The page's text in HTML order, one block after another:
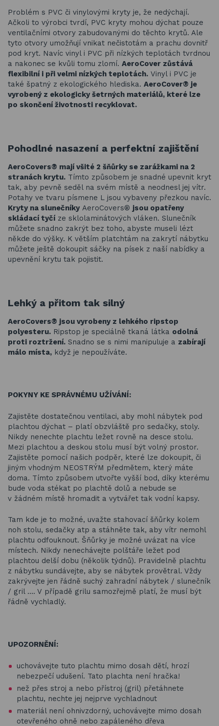
Problém s PVC či vinylovými kryty je, že nedýchají.
Ačkoli to výrobci tvrdí, PVC kryty mohou dýchat pouze
ventilačními otvory zabudovanými do těchto krytů. Ale
tyto otvory umožňují vnikat nečistotám a prachu dovnitř
pod kryt. Navíc vinyl i PVC při nízkých teplotách tvrdnou
a nakonec se kvůli tomu zlomí. AeroCover zůstává
flexibilní i při velmi nízkých teplotách. Vinyl i PVC je
také špatný z ekologického hlediska. AeroCover® je
vyrobený z ekologicky šetrných materiálů, které lze
po skončení životnosti recyklovat.
Pohodlné nasazení a perfektní zajištění
AeroCovers® mají všité 2 šňůrky se zarážkami na 2
stranách krytu. Tímto způsobem je snadné upevnit kryt
tak, aby pevně seděl na svém místě a neodnesl jej vítr.
Potahy ve tvaru písmene L jsou vybaveny přezkou navíc.
Kryty na slunečníky AeroCovers® jsou opatřeny
skládací tyčí ze sklolaminátových vláken. Slunečník
můžete snadno zakrýt bez toho, abyste museli lézt
někde do výšky. K větším platchtám na zakrytí nábytku
můžete ještě dokoupit sáčky na písek z naší nabídky a
upevnění krytu tak pojistit.
Lehký a přitom tak silný
AeroCovers® jsou vyrobeny z lehkého ripstop
polyesteru. Ripstop je speciálně tkaná látka odolná
proti roztržení. Snadno se s nimi manipuluje a zabírají
málo místa, když je nepoužíváte.
POKYNY KE SPRÁVNÉMU UŽÍVÁNÍ:
Zajistěte dostatečnou ventilaci, aby mohl nábytek pod
plachtou dýchat – platí obzvláště pro sedačky, stoly.
Nikdy nenechte plachtu ležet rovně na desce stolu.
Mezi plachtou a deskou stolu musí být volný prostor.
Zajistěte pomocí našich podpěr, které lze dokoupit, či
jiným vhodným NEOSTRÝM předmětem, který máte
doma. Tímto způsobem utvořte vyšší bod, díky kterému
bude voda stékat po plachtě dolů a nebude se
v žádném místě hromadit a vytvářet tak vodní kapsy.
Tam kde je to možné, uvažte stahovací šňůrky kolem
noh stolu, sedačky atp a stáhněte tak, aby vítr nemohl
plachtu odfouknout. Šňůrky je možné uvázat na více
místech. Nikdy nenechávejte polštáře ležet pod
plachtou delší dobu (několik týdnů). Pravidelně plachtu
z nábytku sundávejte, aby se nábytek provětral. Vždy
zakrývejte jen řádně suchý zahradní nábytek / slunečník
/ gril …. V případě grilu samozřejmě platí, že musí být
řádně vychladlý.
UPOZORNĚNÍ:
uchovávejte tuto plachtu mimo dosah dětí, hrozí
nebezpečí udušení. Tato plachta není hračka!
než přes stroj a nebo přístroj (gril) přetáhnete
plachtu, nechte jej nejprve vychladnout
materiál není ohnivzdorný, uchovávejte mimo dosah
otevřeného ohně nebo zapáleného dřeva